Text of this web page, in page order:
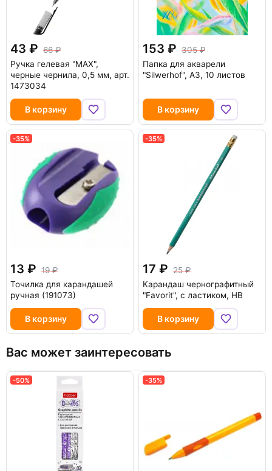
43
66
Ручка гелевая "MAX",
черные чернила, 0,5 мм, арт.
1473034
В корзину
153
305
Папка для акварели
"Silwerhof", А3, 10 листов
В корзину
-35%
13
19
Точилка для карандашей
ручная (191073)
В корзину
-35%
17
25
Карандаш чернографитный
"Favorit", с ластиком, HB
В корзину
Вас может заинтересовать
-50% -35%